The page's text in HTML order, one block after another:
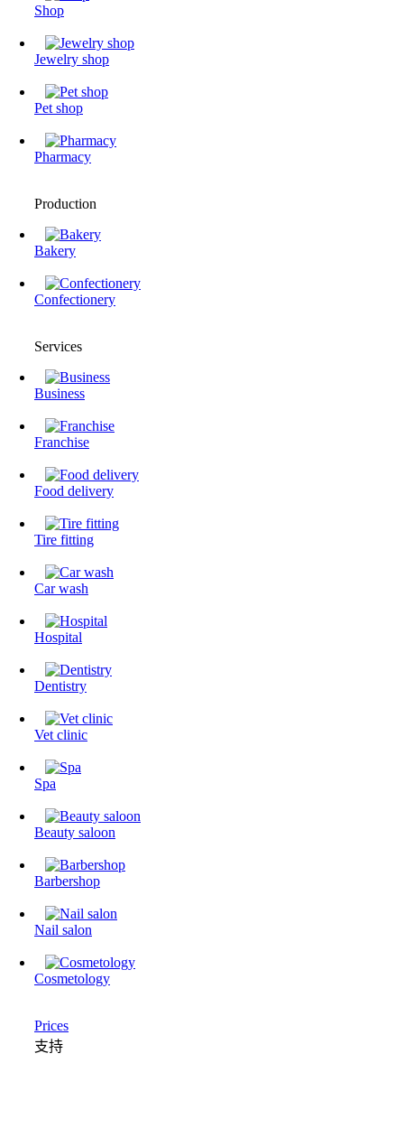
Shop
Jewelry shop
Pet shop
Pharmacy
Production
Bakery
Confectionery
Services
Business
Franchise
Food delivery
Tire fitting
Сar wash
Hospital
Dentistry
Vet clinic
Spa
Beauty saloon
Barbershop
Nail salon
Cosmetology
Prices
支持